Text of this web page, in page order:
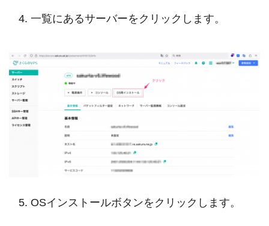
一覧にあるサーバーをクリックします。
OSインストールボタンをクリックします。